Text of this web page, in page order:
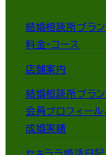
結婚相談所ブラ
料金・コース
店舗案内
結婚相談所ブラ
会員プロフィール
成婚実績